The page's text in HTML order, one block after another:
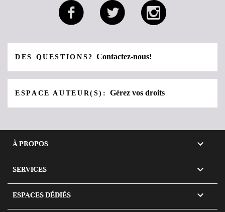
DES QUESTIONS?Contactez-nous!
ESPACE AUTEUR(S):Gérez vos droits
À PROPOS 
SERVICES 
ESPACES DÉDIÉS 